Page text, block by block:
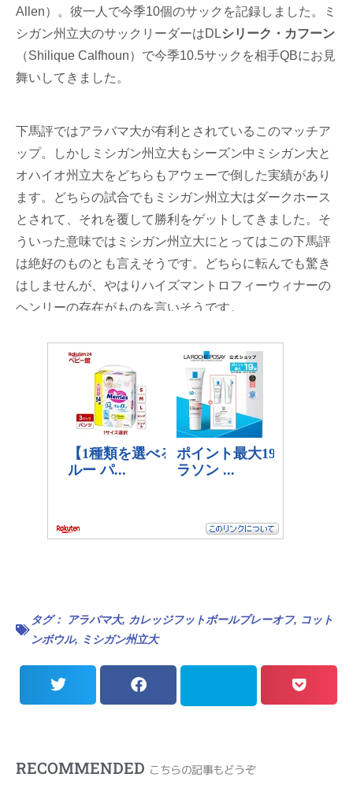
Allen）。彼一人で今季10個のサックを記録しました。ミ
シガン州立大のサックリーダーはDLシリーク・カフーン
（Shilique Calfhoun）で今季10.5サックを相手QBにお見
舞いしてきました。
下馬評ではアラバマ大が有利とされているこのマッチア
ップ。しかしミシガン州立大もシーズン中ミシガン大と
オハイオ州立大をどちらもアウェーで倒した実績があり
ます。どちらの試合でもミシガン州立大はダークホース
とされて、それを覆して勝利をゲットしてきました。そ
ういった意味ではミシガン州立大にとってはこの下馬評
は絶好のものとも言えそうです。どちらに転んでも驚き
はしませんが、やはりハイズマントロフィーウィナーの
ヘンリーの存在がものを言いそうです。
タグ： アラバマ大, カレッジフットボールプレーオフ, コット
ンボウル, ミシガン州立大
RECOMMENDED こちらの記事もどうぞ